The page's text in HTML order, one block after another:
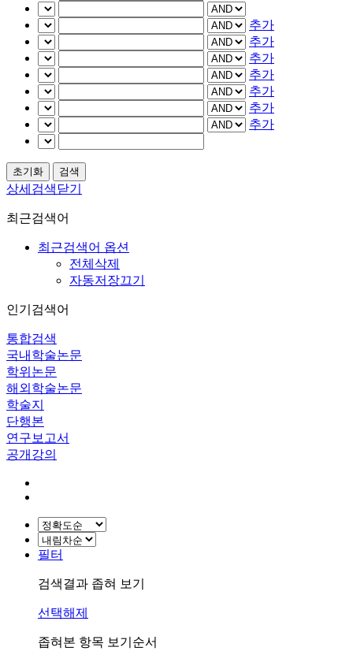
추가
추가
추가
추가
추가
추가
추가
상세검색닫기
최근검색어
최근검색어 옵션
전체삭제
자동저장끄기
인기검색어
통합검색
국내학술논문
학위논문
해외학술논문
학술지
단행본
연구보고서
공개강의
필터
검색결과 좁혀 보기
선택해제
좁혀본 항목 보기순서